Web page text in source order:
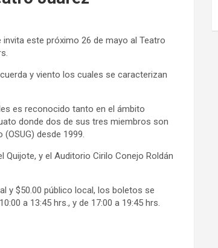
este próximo 26 de mayo al Teatro
y viento los cuales se caracterizan
es reconocido tanto en el ámbito
donde dos de sus tres miembros son
desde 1999.
y el Auditorio Cirilo Conejo Roldán
y $50.00 público local, los boletos se
a 13:45 hrs., y de 17:00 a 19:45 hrs.